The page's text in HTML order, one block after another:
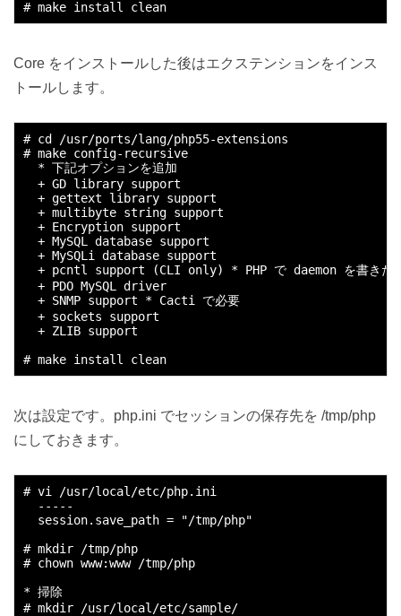
Core をインストールした後はエクステンションをインス
トールします。
# cd /usr/ports/lang/php55-extensions
# make config-recursive
  * 下記オプションを追加
  + GD library support
  + gettext library support
  + multibyte string support
  + Encryption support
  + MySQL database support
  + MySQLi database support
+ pcntl support (CLI only) * PHP で daemon を書きた
  + PDO MySQL driver
  + SNMP support * Cacti で必要
  + sockets support
  + ZLIB support
次は設定です。php.ini でセッションの保存先を /tmp/php
にしておきます。
# vi /usr/local/etc/php.ini
  -----
  session.save_path = "/tmp/php"
# mkdir /tmp/php
# chown www:www /tmp/php
* 掃除
# mkdir /usr/local/etc/sample/